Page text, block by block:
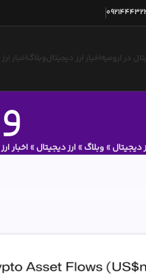
در ارومیه اخبار ارز دیجیتالوبلاگ اخبار
دیجیتال» وبلاگ» ارز دیجیتال» اخبار